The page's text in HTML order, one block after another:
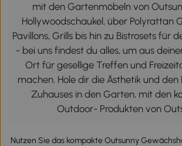
mit den Gartenmöbeln von
Hollywoodschaukel, über Polyrattan
Pavillons, Grills bis hin zu Bistrosets für
- bei uns findest du alles, um aus
Ort für gesellige Treffen und
machen. Hole dir die Ästhetik und
Zuhauses in den Garten, mit den
Outdoor- Produkten von
Nutzen Sie das kompakte Outsunny